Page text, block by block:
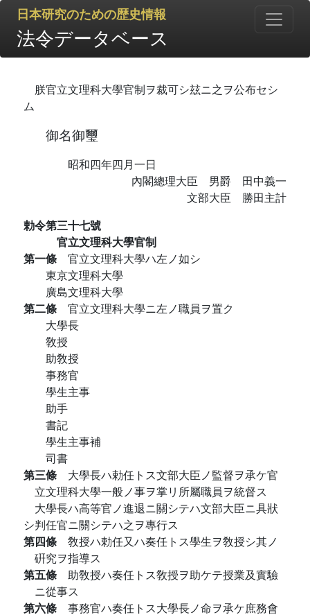
日本研究のための歴史情報
法令データベース
朕官立文理科大學官制ヲ裁可シ玆ニ之ヲ公布セシ
ム
御名御璽
昭和四年四月一日
內閣總理大臣 男爵 田中義一
文部大臣 勝田主計
勅令第三十七號
官立文理科大學官制
第一條 官立文理科大學ハ左ノ如シ
東京文理科大學
廣島文理科大學
第二條 官立文理科大學ニ左ノ職員ヲ置ク
大學長
敎授
助敎授
事務官
學生主事
助手
書記
學生主事補
司書
第三條 大學長ハ勅任トス文部大臣ノ監督ヲ承ケ官
立文理科大學一般ノ事ヲ掌リ所屬職員ヲ統督ス
大學長ハ高等官ノ進退ニ關シテハ文部大臣ニ具狀
シ判任官ニ關シテハ之ヲ專行ス
第四條 敎授ハ勅任又ハ奏任トス學生ヲ敎授シ其ノ
硏究ヲ指導ス
第五條 助敎授ハ奏任トス敎授ヲ助ケテ授業及實驗
ニ從事ス
第六條 事務官ハ奏任トス大學長ノ命ヲ承ケ庶務會